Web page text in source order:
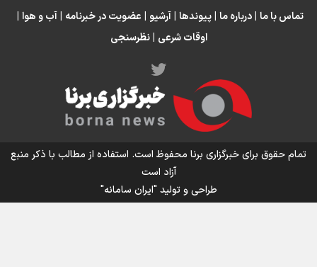
اینفو برنا/ میزان مالیات بر ارزش افزوده چقدر است؟
تماس با ما | درباره ما | پیوندها | آرشیو | عضویت در خبرنامه | آب و هوا |
اوقات شرعی | نظرسنجی
تمام حقوق برای خبرگزاری برنا محفوظ است. استفاده از مطالب با ذکر منبع
آزاد است
طراحی و تولید"ایران سامانه"